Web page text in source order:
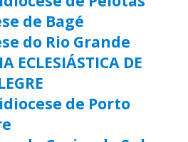
de Bagé
do Rio Grande
ECLESIÁSTICA DE
de Porto